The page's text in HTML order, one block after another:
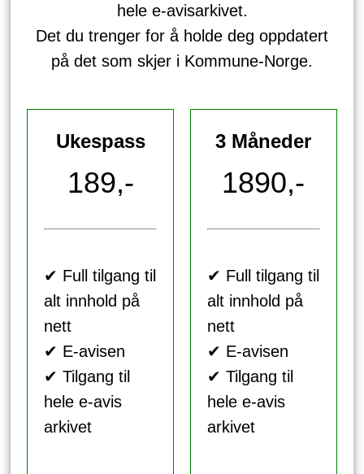
hele e-avisarkivet.
Det du trenger for å holde deg oppdatert
på det som skjer i Kommune-Norge.
Ukespass
189,-
✔ Full tilgang til
alt innhold på
nett
✔ E-avisen
✔ Tilgang til
hele e-avis
arkivet
3 Måneder
1890,-
✔ Full tilgang til
alt innhold på
nett
✔ E-avisen
✔ Tilgang til
hele e-avis
arkivet